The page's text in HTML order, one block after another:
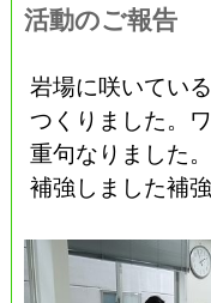
活動のご報告
岩場に咲いてい
つくりました。
重句なりました
補強しました補強